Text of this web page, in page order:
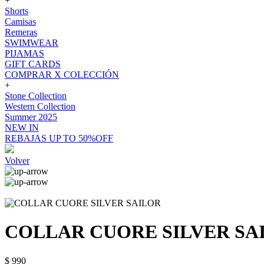
Shorts
Camisas
Remeras
SWIMWEAR
PIJAMAS
GIFT CARDS
COMPRAR X COLECCIÓN
+
Stone Collection
Western Collection
Summer 2025
NEW IN
REBAJAS UP TO 50%OFF
Volver
COLLAR CUORE SILVER
$ 990